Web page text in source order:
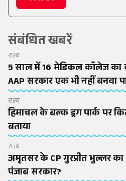
संबंधित खबरें
राज्य
5 साल में 16 मेडिकल कॉलेज का
AAP सरकार एक भी नहीं बनवा
राज्य
हिमाचल के बल्क ड्रग पार्क पर
बताया
राज्य
अमृतसर के CP गुरप्रीत भुल्लर का
पंजाब सरकार?